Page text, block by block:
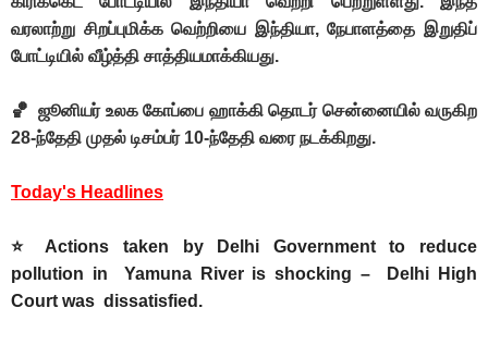
வரலாற்று சிறப்புமிக்க வெற்றியை இந்தியா, நேபாளத்தை இறுதிப்
போட்டியில் வீழ்த்தி சாத்தியமாக்கியது.
🏀 ஜூனியர் உலக கோப்பை ஹாக்கி தொடர் சென்னையில் வருகிற
28-ந்தேதி முதல் டிசம்பர் 10-ந்தேதி வரை நடக்கிறது.
Today's Headlines
⭐ Actions taken by Delhi Government to reduce
pollution in Yamuna River is shocking – Delhi High
Court was dissatisfied.